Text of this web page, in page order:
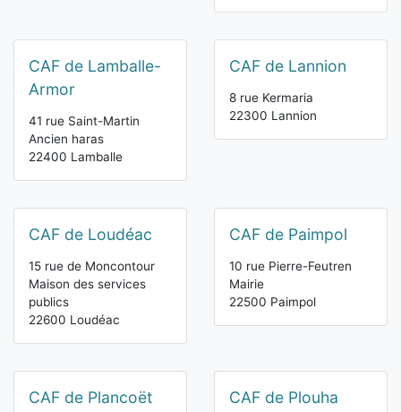
CAF de Lamballe-
Armor
41 rue Saint-Martin
Ancien haras
22400 Lamballe
CAF de Lannion
8 rue Kermaria
22300 Lannion
CAF de Loudéac
15 rue de Moncontour
Maison des services
publics
22600 Loudéac
CAF de Paimpol
10 rue Pierre-Feutren
Mairie
22500 Paimpol
CAF de Plancoët CAF de Plouha